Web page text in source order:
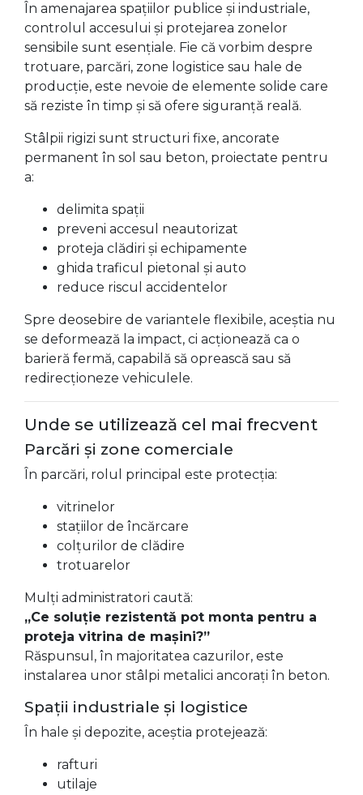
În amenajarea spațiilor publice și industriale,
controlul accesului și protejarea zonelor
sensibile sunt esențiale. Fie că vorbim despre
trotuare, parcări, zone logistice sau hale de
producție, este nevoie de elemente solide care
să reziste în timp și să ofere siguranță reală.
Stâlpii rigizi sunt structuri fixe, ancorate
permanent în sol sau beton, proiectate pentru
a:
delimita spații
preveni accesul neautorizat
proteja clădiri și echipamente
ghida traficul pietonal și auto
reduce riscul accidentelor
Spre deosebire de variantele flexibile, aceștia nu
se deformează la impact, ci acționează ca o
barieră fermă, capabilă să oprească sau să
redirecționeze vehiculele.
Unde se utilizează cel mai frecvent
Parcări și zone comerciale
În parcări, rolul principal este protecția:
vitrinelor
stațiilor de încărcare
colțurilor de clădire
trotuarelor
Mulți administratori caută:
„Ce soluție rezistentă pot monta pentru a
proteja vitrina de mașini?”
Răspunsul, în majoritatea cazurilor, este
instalarea unor stâlpi metalici ancorați în beton.
Spații industriale și logistice
În hale și depozite, aceștia protejează:
rafturi
utilaje